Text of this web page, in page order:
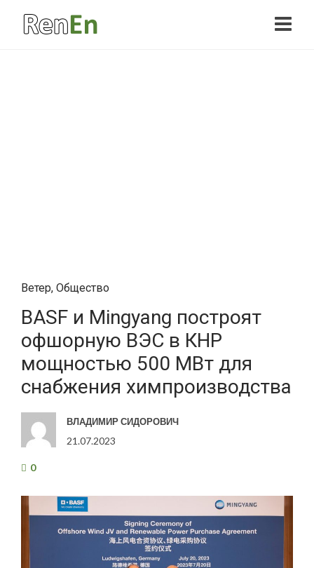
Ветер, Общество
BASF и Mingyang построят
офшорную ВЭС в КНР
мощностью 500 МВт для
снабжения химпроизводства
ВЛАДИМИР СИДОРОВИЧ
21.07.2023
0